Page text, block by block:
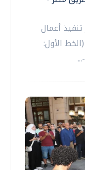
أعمال
الأول: